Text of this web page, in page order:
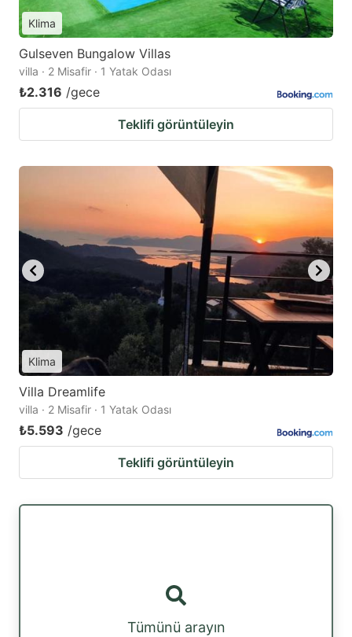
Klima
Gulseven Bungalow Villas
villa · 2 Misafir · 1 Yatak Odası
₺2.316 /gece
Teklifi görüntüleyin
Klima
Villa Dreamlife
villa · 2 Misafir · 1 Yatak Odası
₺5.593 /gece
Teklifi görüntüleyin
Tümünü arayın